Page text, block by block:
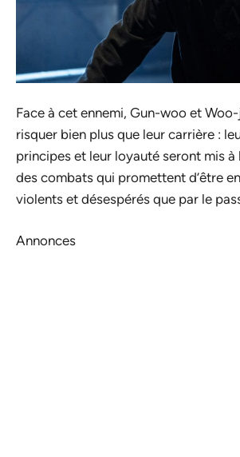
Face à cet ennemi, Gun-woo et
risquer bien plus que leur carrière :
principes et leur loyauté seront mis à
des combats qui promettent d’être
violents et désespérés que par le
Annonces